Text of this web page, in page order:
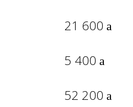
21 600
5 400
52 200